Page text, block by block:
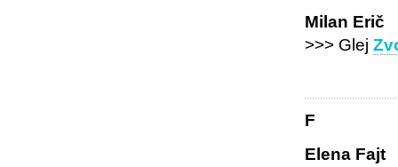
Milan Erič
>>> Glej
F
Elena Fajt